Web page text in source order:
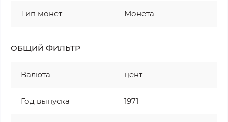
Тип монет Монета
ОБЩИЙ ФИЛЬТР
Валюта цент
Год выпуска 1971